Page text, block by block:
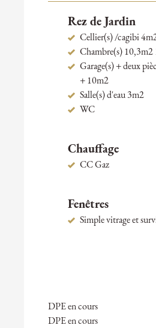
Rez de Jardin
Cellier(s) /cagibi
Chambre(s)
Garage(s) + deux
+ 10m2
Salle(s) d'eau 3m2
WC
Chauffage
CC Gaz
Fenêtres
Simple vitrage et
DPE en cours
DPE en cours